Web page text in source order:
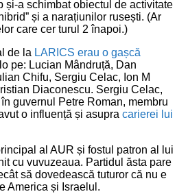
și-a schimbat obiectul de activitate
și a narațiunilor rusești. (Ar
care cer turul 2 înapoi.)
de la LARICS erau o gașcă
pe: Lucian Mândruță, Dan
Chifu, Sergiu Celac, Ion M
Diaconescu. Sergiu Celac,
guvernul Petre Roman, membru
o influență și asupra carierei lui
al AUR și fostul patron al lui
cu vuvuzeaua. Partidul ăsta pare
să dovedească tuturor că nu e
America și Israelul.